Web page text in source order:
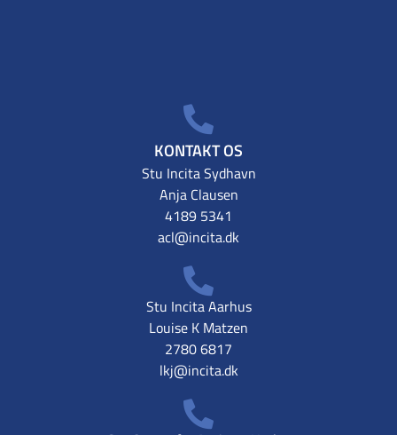
KONTAKT OS
Stu Incita Sydhavn
Anja Clausen
4189 5341
acl@incita.dk
Stu Incita Aarhus
Louise K Matzen
2780 6817
lkj@incita.dk